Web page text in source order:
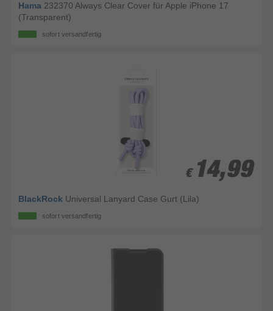
Hama 232370 Always Clear Cover für Apple iPhone 17
(Transparent)
sofort versandfertig
€ 14,99
€ 14,99
BlackRock Universal Lanyard Case Gurt (Lila)
sofort versandfertig